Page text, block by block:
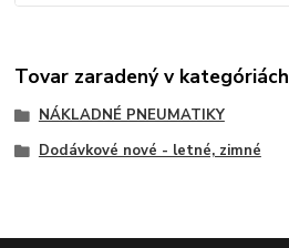
Tovar zaradený v kategóriách
NÁKLADNÉ PNEUMATIKY
Dodávkové nové - letné, zimné